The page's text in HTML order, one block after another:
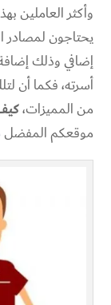
وأكثر العاملين
يحتاجون لمصادر
إضافي وذلك
أسرته، فكما أن
من المميزات،
موقعكم المفضل